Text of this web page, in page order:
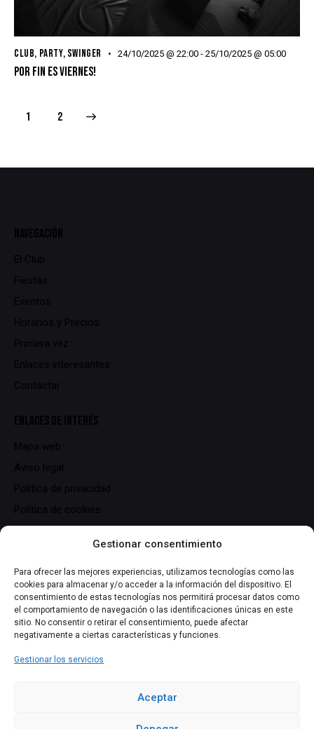
Gestionar consentimiento
Para ofrecer las mejores experiencias, utilizamos tecnologías como las
cookies para almacenar y/o acceder a la información del dispositivo. El
consentimiento de estas tecnologías nos permitirá procesar datos como
el comportamiento de navegación o las identificaciones únicas en este
sitio. No consentir o retirar el consentimiento, puede afectar
negativamente a ciertas características y funciones.
Gestionar los servicios
Aceptar
CLUB, PARTY, SWINGER 24/10/2025 @ 22:00 -25/10/2025 @ 05:00
POR FIN ES VIERNES!
1 2
NAVEGACIÓN
El Club
Fiestas
Eventos
Horarios y Precios
Primera vez
Enlaces interesantes
Contactar
ENLACES DE INTERÉS
Mapa web
Aviso legal
Política de privacidad
Política de cookies
DATOS DE CONTACTO
C/ Serrallers, 25,
43700 El Vendrell (Tarragona)
info@lasmiliuna.com
+34 691 344 163